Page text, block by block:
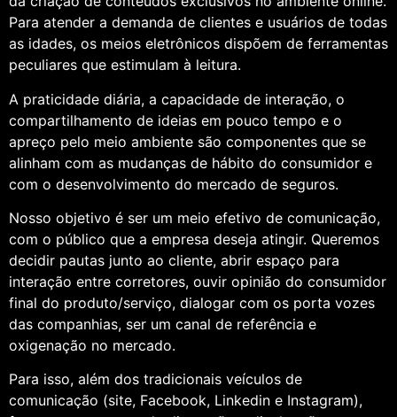
Para atender a demanda de clientes e usuários de todas
as idades, os meios eletrônicos dispõem de ferramentas
peculiares que estimulam à leitura.
A praticidade diária, a capacidade de interação, o
compartilhamento de ideias em pouco tempo e o
apreço pelo meio ambiente são componentes que se
alinham com as mudanças de hábito do consumidor e
com o desenvolvimento do mercado de seguros.
Nosso objetivo é ser um meio efetivo de comunicação,
com o público que a empresa deseja atingir. Queremos
decidir pautas junto ao cliente, abrir espaço para
interação entre corretores, ouvir opinião do consumidor
final do produto/serviço, dialogar com os porta vozes
das companhias, ser um canal de referência e
oxigenação no mercado.
Para isso, além dos tradicionais veículos de
comunicação (site, Facebook, Linkedin e Instagram),